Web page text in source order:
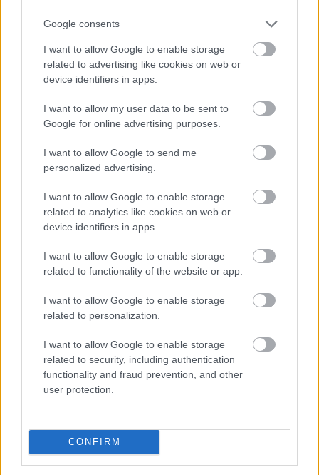
Google consents
I want to allow Google to enable storage
related to advertising like cookies on web or
device identifiers in apps.
I want to allow my user data to be sent to
Google for online advertising purposes.
I want to allow Google to send me
personalized advertising.
I want to allow Google to enable storage
related to analytics like cookies on web or
device identifiers in apps.
I want to allow Google to enable storage
related to functionality of the website or app.
I want to allow Google to enable storage
related to personalization.
I want to allow Google to enable storage
related to security, including authentication
functionality and fraud prevention, and other
user protection.
CONFIRM
Kamuprofilok több ezer ismerőssel
Csizmazia Darab István [Rambo]•2010. szeptember 22.
Lezárult az Antivírus blog kamuprofil vadászata. A
versenyzők tucatnyi hamis iWiW és Facebook
adatlapot buktattak le. Akad közöttük olyan, melyet
több mint 36 ezren jelöltek vissza, ismert hivatalban
lévő politikusokat és közéleti személyiségeket is
beleértve.